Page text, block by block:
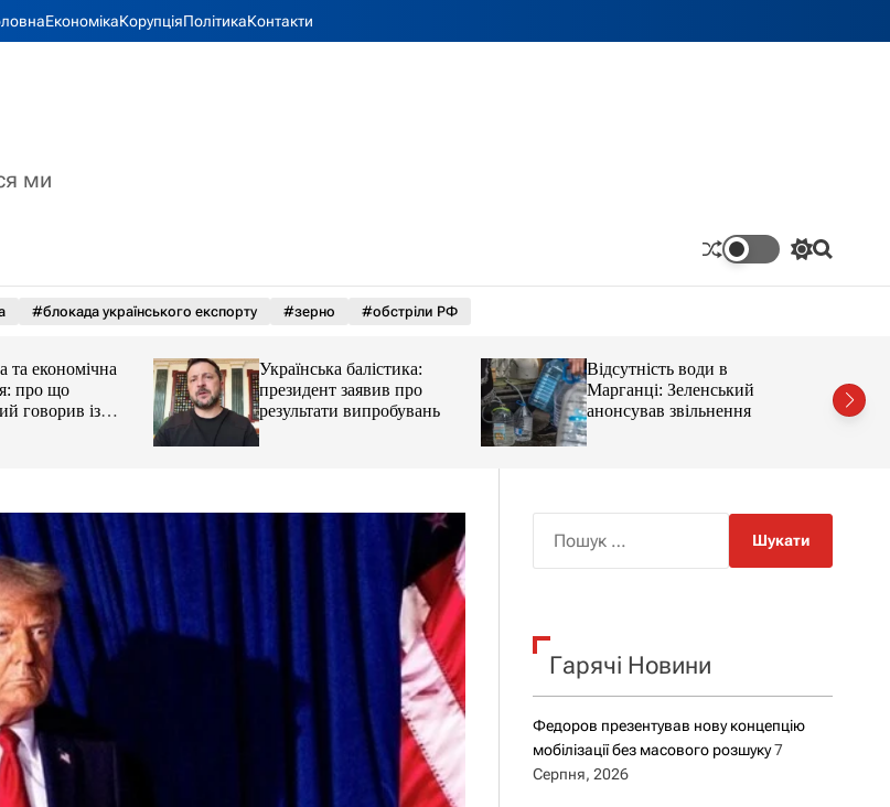
ЕкономікаКорупціяПолітикаКонтакти
ми
П
р
о
у
П
#блокада українського експорту #зерно #обстріли РФ
та економічна
про що
говорив із
Українська балістика:
президент заявив про
результати випробувань
Відсутність води в
Марганці: Зеленський
анонсував звільнення
к
Гарячі Новини
Федоров презентував нову концепцію
мобілізації без масового розшуку 7
Серпня, 2026